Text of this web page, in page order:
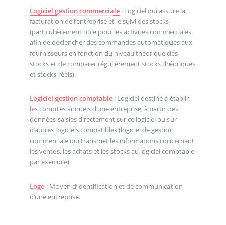
Logiciel gestion commerciale: Logiciel qui assure la
facturation de l’entreprise et le suivi des stocks
(particulièrement utile pour les activités commerciales
afin de déclencher des commandes automatiques aux
fournisseurs en fonction du niveau théorique des
stocks et de comparer régulièrement stocks théoriques
et stocks réels).
Logiciel gestion comptable: Logiciel destiné à établir
les comptes annuels d’une entreprise, à partir des
données saisies directement sur ce logiciel ou sur
d’autres logiciels compatibles (logiciel de gestion
commerciale qui transmet les informations concernant
les ventes, les achats et les stocks au logiciel comptable
par exemple).
Logo: Moyen d’identification et de communication
d’une entreprise.